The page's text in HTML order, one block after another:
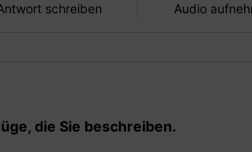
schreiben Audio
die Sie beschreiben.